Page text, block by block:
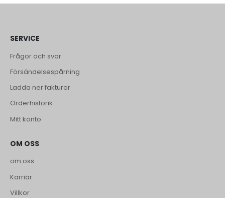
SERVICE
Frågor och svar
Försändelsespårning
Ladda ner fakturor
Orderhistorik
Mitt konto
OM OSS
om oss
Karriär
Villkor